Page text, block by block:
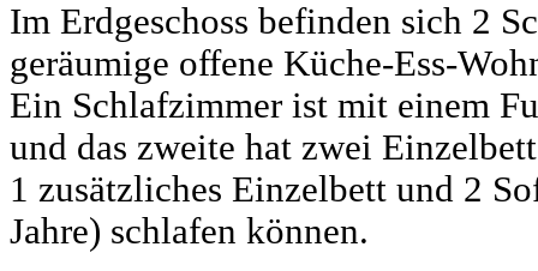
Im Erdgeschoss befinden sich 2
geräumige offene Küche-Ess-
Ein Schlafzimmer ist mit einem
und das zweite hat zwei
1 zusätzliches Einzelbett und 2
Jahre) schlafen können.